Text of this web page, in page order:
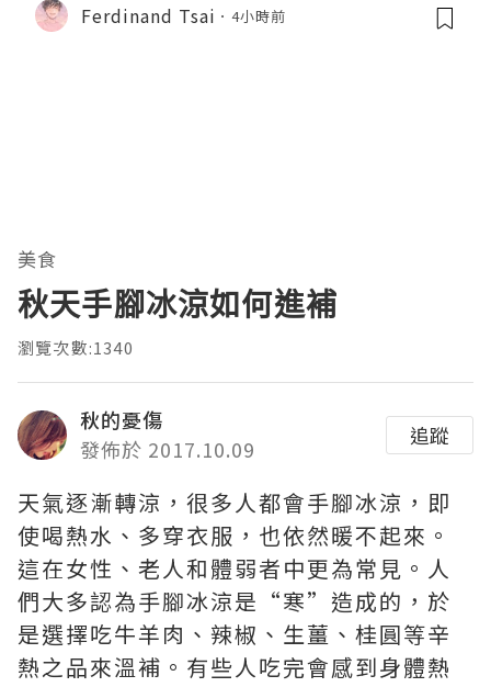
Ferdinand Tsai 4小時前
美食
秋天手腳冰涼如何進補
瀏覽次數:1340
秋的憂傷
發佈於 2017.10.09
追蹤
天氣逐漸轉涼，很多人都會手腳冰涼，即
使喝熱水、多穿衣服，也依然暖不起來。
這在女性、老人和體弱者中更為常見。人
們大多認為手腳冰涼是“寒”造成的，於
是選擇吃牛羊肉、辣椒、生薑、桂圓等辛
熱之品來溫補。有些人吃完會感到身體熱